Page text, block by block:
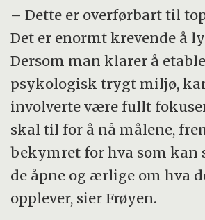
– Dette er overførbart til
Det er enormt krevende å
Dersom man klarer å
psykologisk trygt miljø,
involverte være fullt
skal til for å nå målene,
bekymret for hva som kan
de åpne og ærlige om hva
opplever, sier Frøyen.